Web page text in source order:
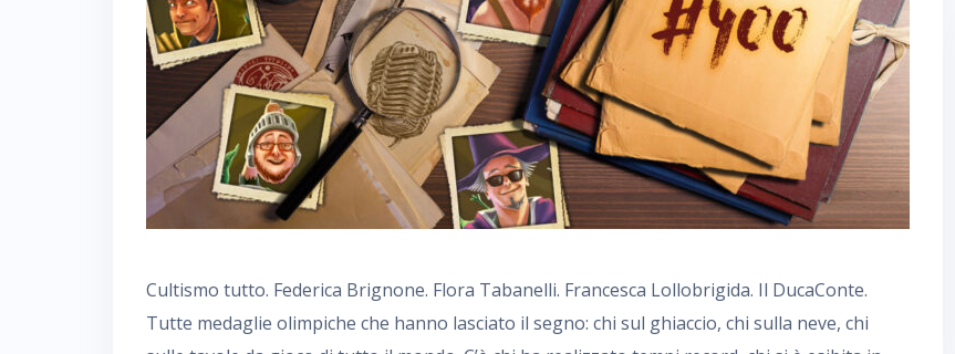
Cultismo tutto. Federica Brignone. Flora Tabanelli. Francesca Lollobrigida. Il DucaConte.
Tutte medaglie olimpiche che hanno lasciato il segno: chi sul ghiaccio, chi sulla neve, chi